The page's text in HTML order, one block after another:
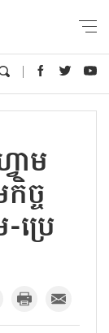
ាម
ច្ច
ប្រេ